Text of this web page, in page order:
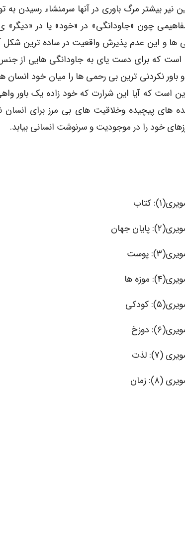
نیر بیشتر مرگ باوری در آنها سرمنشاء رسیدن به
چون «جاودانگی» در «خود» یا در «دیگر»
ها و این عدم پذیرش واقعیت در ساده ترین شکل
است که برای دست یای به جاودانگی هایی از
نکردنی ترین بی رحمی ها را میان خود انسان
است که آیا این شرارت که خود زاده یک باور
های پیچیده وخلاقیت های بی مرز برای انسان
خود را در موجودیت و سرنوشت انسانی بیابد.
کتاب
جهان
پوست
موزه ها
کودکی
دوزخ
(۷): لذت
زمان